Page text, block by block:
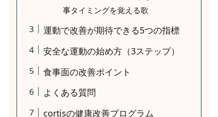
事タイミングを覚える歌
運動で改善が期待できる5つの指標
安全な運動の始め方（3ステップ）
食事面の改善ポイント
よくある質問
cortisの健康改善プログラム